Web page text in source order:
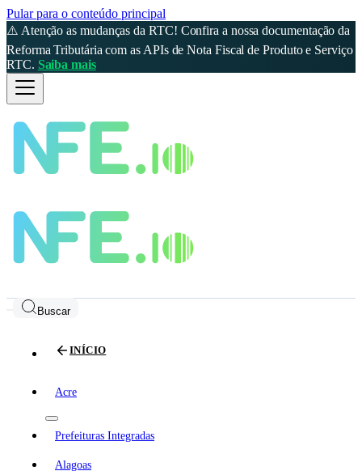
Pular para o conteúdo principal
⚠️ Atenção as mudanças da RTC! Confira a nossa documentação da
Reforma Tributária com as APIs de Nota Fiscal de Produto e Serviço
RTC. Saiba mais
Buscar
INÍCIO
Acre
Prefeituras Integradas
Alagoas